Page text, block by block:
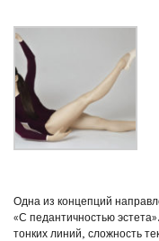
Одна из концепций
«С педантичностью
тонких линий, сложность